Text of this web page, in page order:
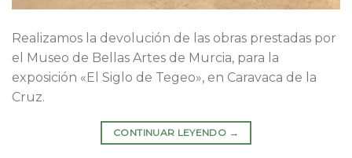
Realizamos la devolución de las obras prestadas por
el Museo de Bellas Artes de Murcia, para la
exposición «El Siglo de Tegeo», en Caravaca de la
Cruz.
CONTINUAR LEYENDO →